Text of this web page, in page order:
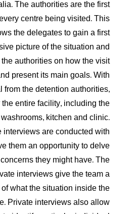
The authorities are the first
centre being visited. This
the delegates to gain a first
picture of the situation and
authorities on how the visit
present its main goals. With
from the detention authorities,
the entire facility, including the
kitchen and clinic.
interviews are conducted with
them an opportunity to delve
they might have. The
interviews give the team a
what the situation inside the
Private interviews also allow